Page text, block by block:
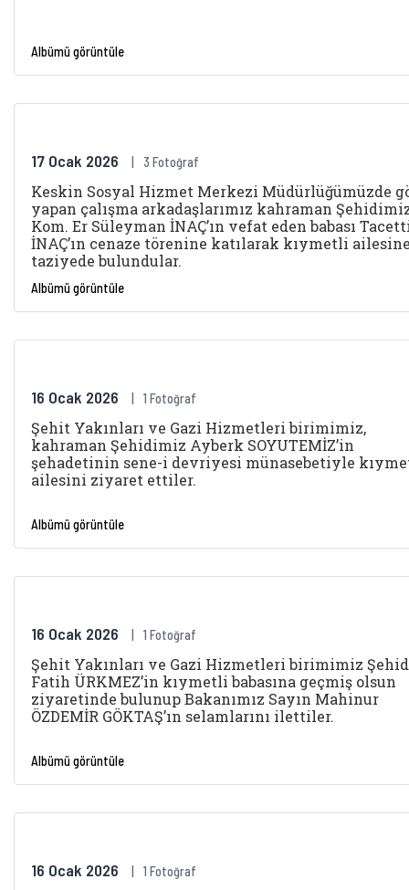
Albümü görüntüle
17 Ocak 2026 3 Fotoğraf
Keskin Sosyal Hizmet Merkezi Müdürlüğümüzde
yapan çalışma arkadaşlarımız kahraman
Kom. Er Süleyman İNAÇ’ın vefat eden babası
İNAÇ’ın cenaze törenine katılarak kıymetli
taziyede bulundular.
Albümü görüntüle
16 Ocak 2026 1 Fotoğraf
Şehit Yakınları ve Gazi Hizmetleri birimimiz,
kahraman Şehidimiz Ayberk SOYUTEMİZ’in
şehadetinin sene-i devriyesi münasebetiyle
ailesini ziyaret ettiler.
Albümü görüntüle
16 Ocak 2026 1 Fotoğraf
Şehit Yakınları ve Gazi Hizmetleri birimimiz
Fatih ÜRKMEZ’in kıymetli babasına geçmiş olsun
ziyaretinde bulunup Bakanımız Sayın Mahinur
ÖZDEMİR GÖKTAŞ’ın selamlarını ilettiler.
Albümü görüntüle
16 Ocak 2026 1 Fotoğraf